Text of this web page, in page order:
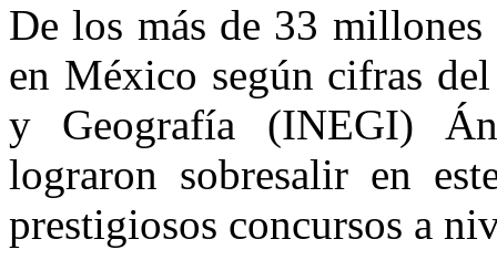
De los más de 33
en México según cifras
y Geografía (INEGI)
lograron sobresalir en
prestigiosos concursos a